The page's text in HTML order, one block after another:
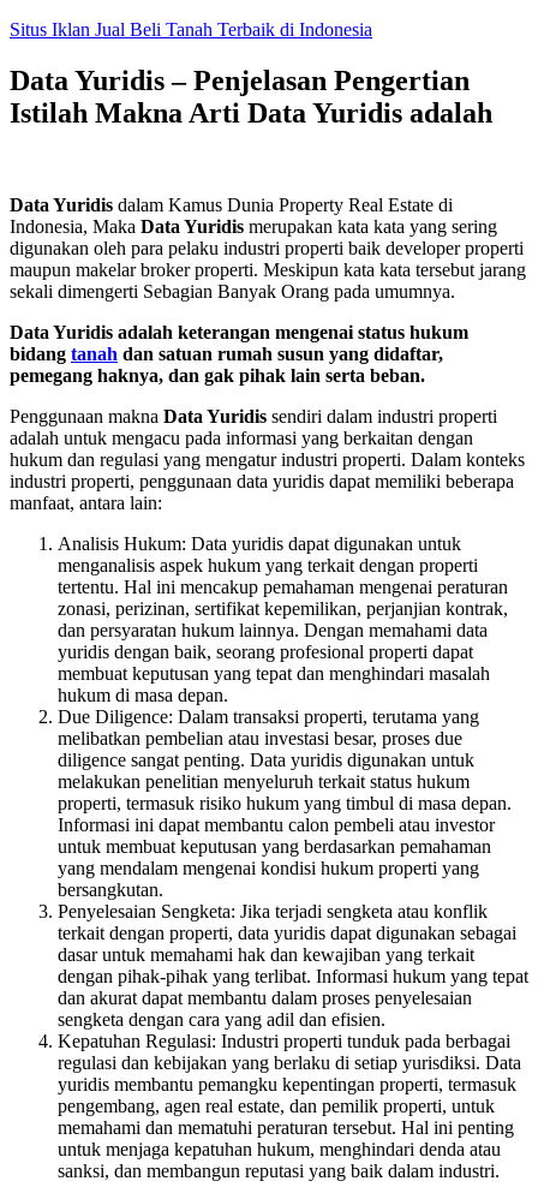
Skip
content
Situs Iklan Jual Beli Tanah Terbaik di Indonesia
Data Yuridis – Penjelasan Pengertian
Istilah Makna Arti Data Yuridis adalah
Data Yuridis dalam Kamus Dunia Property Real Estate di
Indonesia, Maka Data Yuridis merupakan kata kata yang sering
digunakan oleh para pelaku industri properti baik developer properti
maupun makelar broker properti. Meskipun kata kata tersebut jarang
sekali dimengerti Sebagian Banyak Orang pada umumnya.
Data Yuridis adalah keterangan mengenai status hukum
bidang tanah dan satuan rumah susun yang didaftar,
pemegang haknya, dan gak pihak lain serta beban.
Penggunaan makna Data Yuridis sendiri dalam industri properti
adalah untuk mengacu pada informasi yang berkaitan dengan
hukum dan regulasi yang mengatur industri properti. Dalam konteks
industri properti, penggunaan data yuridis dapat memiliki beberapa
manfaat, antara lain:
Analisis Hukum: Data yuridis dapat digunakan untuk
menganalisis aspek hukum yang terkait dengan properti
tertentu. Hal ini mencakup pemahaman mengenai peraturan
zonasi, perizinan, sertifikat kepemilikan, perjanjian kontrak,
dan persyaratan hukum lainnya. Dengan memahami data
yuridis dengan baik, seorang profesional properti dapat
membuat keputusan yang tepat dan menghindari masalah
hukum di masa depan.
Due Diligence: Dalam transaksi properti, terutama yang
melibatkan pembelian atau investasi besar, proses due
diligence sangat penting. Data yuridis digunakan untuk
melakukan penelitian menyeluruh terkait status hukum
properti, termasuk risiko hukum yang timbul di masa depan.
Informasi ini dapat membantu calon pembeli atau investor
untuk membuat keputusan yang berdasarkan pemahaman
yang mendalam mengenai kondisi hukum properti yang
bersangkutan.
Penyelesaian Sengketa: Jika terjadi sengketa atau konflik
terkait dengan properti, data yuridis dapat digunakan sebagai
dasar untuk memahami hak dan kewajiban yang terkait
dengan pihak-pihak yang terlibat. Informasi hukum yang tepat
dan akurat dapat membantu dalam proses penyelesaian
sengketa dengan cara yang adil dan efisien.
Kepatuhan Regulasi: Industri properti tunduk pada berbagai
regulasi dan kebijakan yang berlaku di setiap yurisdiksi. Data
yuridis membantu pemangku kepentingan properti, termasuk
pengembang, agen real estate, dan pemilik properti, untuk
memahami dan mematuhi peraturan tersebut. Hal ini penting
untuk menjaga kepatuhan hukum, menghindari denda atau
sanksi, dan membangun reputasi yang baik dalam industri.